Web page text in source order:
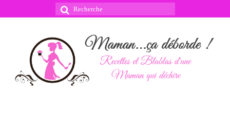
Rechercher